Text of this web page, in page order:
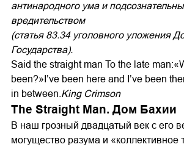
антинародного ума и
вредительством
(статья 83.34 уголовного уложения
Государства).
Said the straight man To the late
been?»I’ve been here and I’ve been
in between. King Crimson
The Straight Man. Дом Бахии
В наш грозный двадцатый век с его
могущество разума и «коллективное